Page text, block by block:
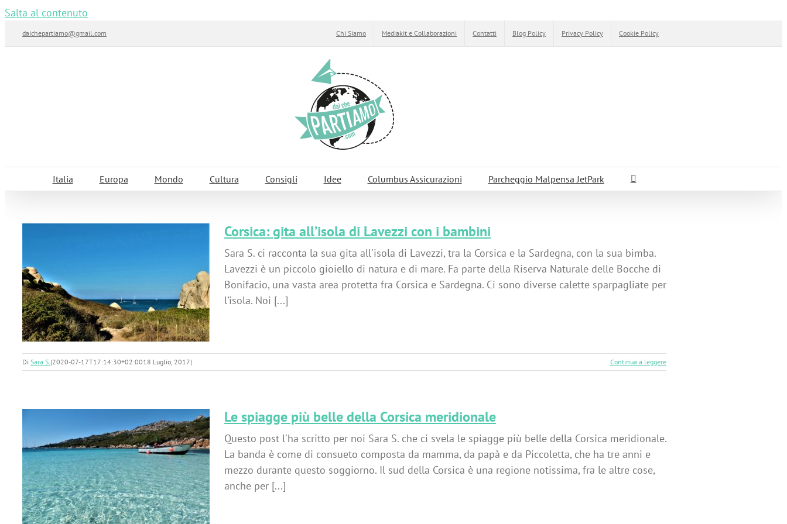
Salta al contenuto
daichepartiamo@gmail.com Chi Siamo Mediakit e Collaborazioni Contatti Blog Policy Privacy Policy Cookie Policy
Italia Europa Mondo Cultura Consigli Idee Columbus Assicurazioni Parcheggio Malpensa JetPark
Corsica: gita all’isola di Lavezzi con i bambini
Sara S. ci racconta la sua gita all'isola di Lavezzi, tra la Corsica e la Sardegna, con la sua bimba.
Lavezzi è un piccolo gioiello di natura e di mare. Fa parte della Riserva Naturale delle Bocche di
Bonifacio, una vasta area protetta fra Corsica e Sardegna. Ci sono diverse calette sparpagliate per
l’isola. Noi [...]
Di Sara S.|2020-07-17T17:14:30+02:0018 Luglio, 2017| Continua a leggere
Le spiagge più belle della Corsica meridionale
Questo post l'ha scritto per noi Sara S. che ci svela le spiagge più belle della Corsica meridionale.
La banda è come di consueto composta da mamma, da papà e da Piccoletta, che ha tre anni e
mezzo durante questo soggiorno. Il sud della Corsica è una regione notissima, fra le altre cose,
anche per [...]